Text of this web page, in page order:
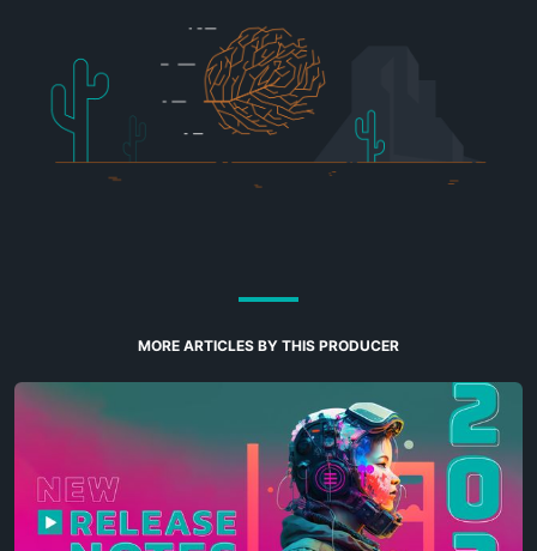
MORE ARTICLES BY THIS PRODUCER